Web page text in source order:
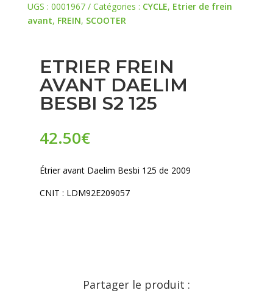
UGS : 0001967 Catégories : CYCLE, Etrier de frein
avant, FREIN, SCOOTER
ETRIER FREIN
AVANT DAELIM
BESBI S2 125
42.50€
Étrier avant Daelim Besbi 125 de 2009
CNIT : LDM92E209057
Partager le produit :